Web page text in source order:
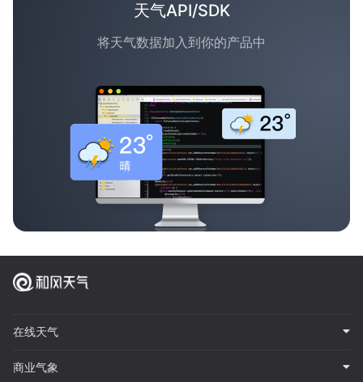
天气API/SDK
将天气数据加入到你的产品中
在线天气
商业气象